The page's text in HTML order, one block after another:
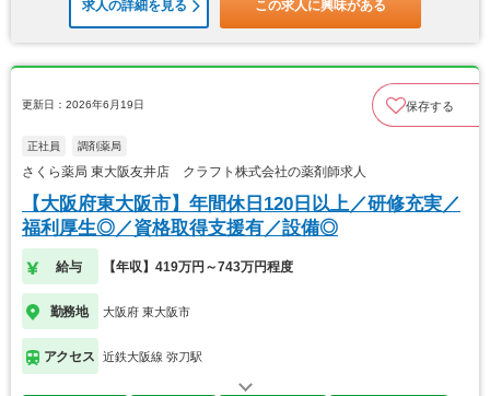
求人の詳細を見る この求人に興味がある
更新日：2026年6月19日 保存する
正社員 調剤薬局
さくら薬局 東大阪友井店 クラフト株式会社の薬剤師求人
【大阪府東大阪市】年間休日120日以上／研修充実／
福利厚生◎／資格取得支援有／設備◎
給与 【年収】419万円～743万円程度
勤務地 大阪府 東大阪市
アクセス 近鉄大阪線 弥刀駅